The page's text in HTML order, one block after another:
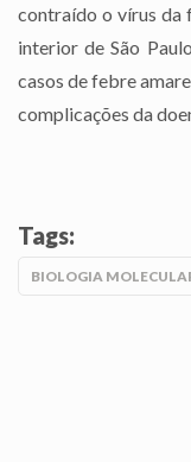
contraído o vírus da
interior de São
casos de febre
complicações da
Tags:
BIOLOGIA